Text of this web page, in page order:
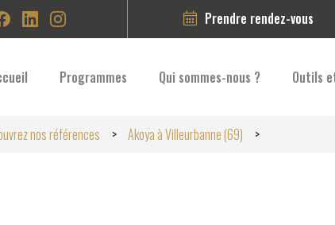
Prendre rendez-vous
Programmes Qui sommes-nous ? Outils
nos références Akoya à Villeurbanne (69)